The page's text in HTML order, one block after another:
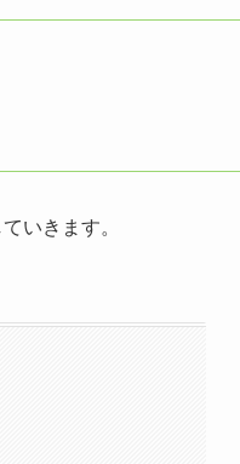
いきます。